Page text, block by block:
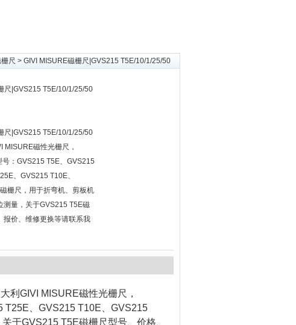
尺 > GIVI MISURE磁栅尺|GVS215 T5E/10/1/25/50
尺|GVS215 T5E/10/1/25/50
尺|GVS215 T5E/10/1/25/50
MISURE磁性光栅尺，
：GVS215 T5E、GVS215
、GVS215 T10E、
栅尺，用于折弯机、剪板机
测量，关于GVS215 T5E磁
报价、维修更换等请联系我
利GIVI MISURE磁性光栅尺，
T25E、GVS215 T10E、GVS215
于GVS215 T5E磁栅尺型号、价格、